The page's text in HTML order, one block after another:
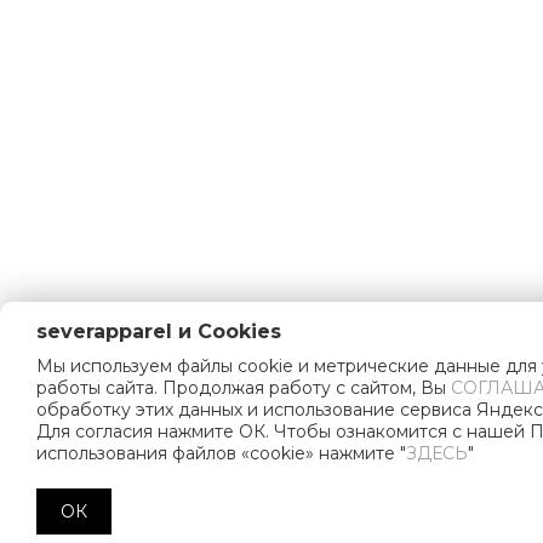
severapparel и Cookies
Мы используем файлы cookie и метрические данные
работы сайта. Продолжая работу с сайтом, Вы
обработку этих данных и использование сервиса
Для согласия нажмите ОК. Чтобы ознакомится с нашей
использования файлов «cookie» нажмите "ЗДЕСЬ"
ОК